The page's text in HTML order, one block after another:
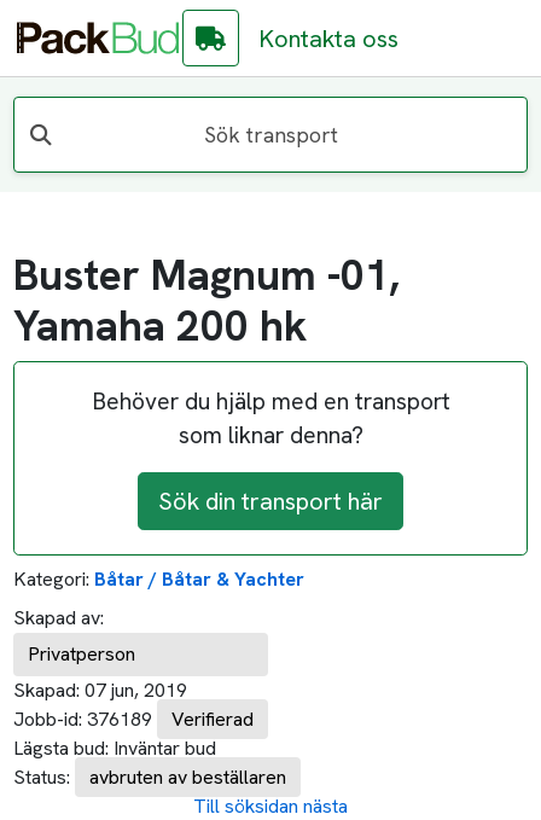
Kontakta oss
Sök transport
Buster Magnum -01,
Yamaha 200 hk
Behöver du hjälp med en transport
som liknar denna?
Sök din transport här
Kategori: Båtar / Båtar & Yachter
Skapad av:
Privatperson
Skapad: 07 jun, 2019
Jobb-id: 376189
Verifierad
Lägsta bud: Inväntar bud
Status:
avbruten av beställaren
Till söksidan nästa